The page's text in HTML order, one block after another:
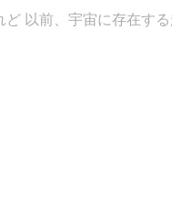
以前、宇宙に存在する